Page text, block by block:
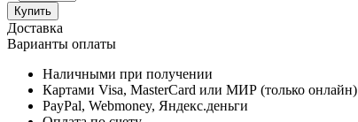
Купить
Доставка
Варианты оплаты
Наличными при получении
Картами Visa, MasterCard или МИР (только онлайн)
PayPal, Webmoney, Яндекс.деньги